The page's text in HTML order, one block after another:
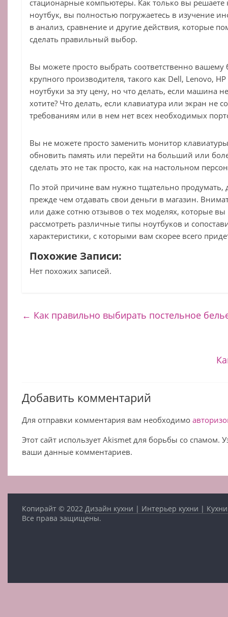
стационарные компьютеры. Как только вы решаете
ноутбук, вы полностью погружаетесь в изучение
в анализ, сравнение и другие действия, которые
сделать правильный выбор.
Вы можете просто выбрать соответственно вашему
крупного производителя, такого как Dell, Lenovo,
ноутбуки за эту цену, но что делать, если машина
хотите? Что делать, если клавиатура или экран не
требованиям или в нем нет всех необходимых
Вы не можете просто заменить монитор
обновить память или перейти на больший или
сделать это не так просто, как на настольном
По этой причине вам нужно тщательно продумать,
прежде чем отдавать свои деньги в магазин.
или даже сотню отзывов о тех моделях, которые
рассмотреть различные типы ноутбуков и
характеристики, с которыми вам скорее всего
Похожие Записи:
Нет похожих записей.
← Как правильно выбирать постельное
Добавить комментарий
Для отправки комментария вам необходимо
Этот сайт использует Akismet для борьбы со спамом.
ваши данные комментариев.
Копирайт © 2022 Дизайн кухни | Интерьер кухни |
Все права защищены.